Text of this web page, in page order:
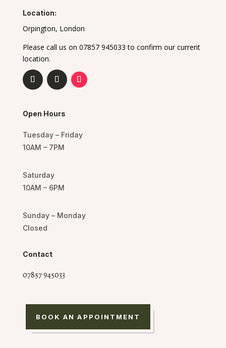
Location:
Orpington, London
Please call us on 07857 945033 to confirm our current
location.
Open Hours
Tuesday – Friday
10AM – 7PM
Saturday
10AM – 6PM
Sunday – Monday
Closed
Contact
07857 945033
BOOK AN APPOINTMENT